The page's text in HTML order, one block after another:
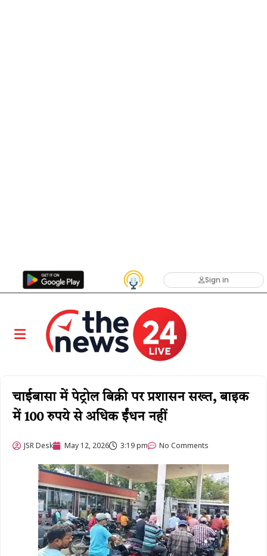
Sign in
चाईबासा में पेट्रोल बिक्री पर प्रशासन सख्त, बाइक
में 100 रुपये से अधिक ईंधन नहीं
JSR Desk May 12, 2026 3:19 pm No Comments